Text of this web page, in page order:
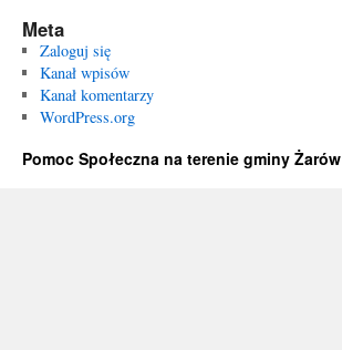
Meta
Zaloguj się
Kanał wpisów
Kanał komentarzy
WordPress.org
Pomoc Społeczna na terenie gminy Żarów